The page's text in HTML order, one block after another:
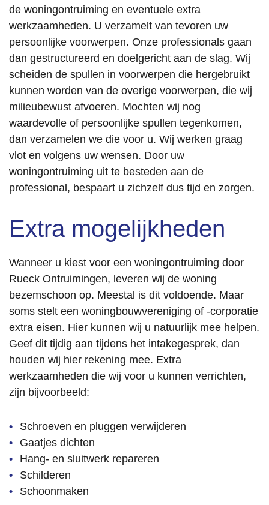
de woningontruiming en eventuele extra
werkzaamheden. U verzamelt van tevoren uw
persoonlijke voorwerpen. Onze professionals gaan
dan gestructureerd en doelgericht aan de slag. Wij
scheiden de spullen in voorwerpen die hergebruikt
kunnen worden van de overige voorwerpen, die wij
milieubewust afvoeren. Mochten wij nog
waardevolle of persoonlijke spullen tegenkomen,
dan verzamelen we die voor u. Wij werken graag
vlot en volgens uw wensen. Door uw
woningontruiming uit te besteden aan de
professional, bespaart u zichzelf dus tijd en zorgen.
Extra mogelijkheden
Wanneer u kiest voor een woningontruiming door
Rueck Ontruimingen, leveren wij de woning
bezemschoon op. Meestal is dit voldoende. Maar
soms stelt een woningbouwvereniging of -corporatie
extra eisen. Hier kunnen wij u natuurlijk mee helpen.
Geef dit tijdig aan tijdens het intakegesprek, dan
houden wij hier rekening mee. Extra
werkzaamheden die wij voor u kunnen verrichten,
zijn bijvoorbeeld:
Schroeven en pluggen verwijderen
Gaatjes dichten
Hang- en sluitwerk repareren
Schilderen
Schoonmaken